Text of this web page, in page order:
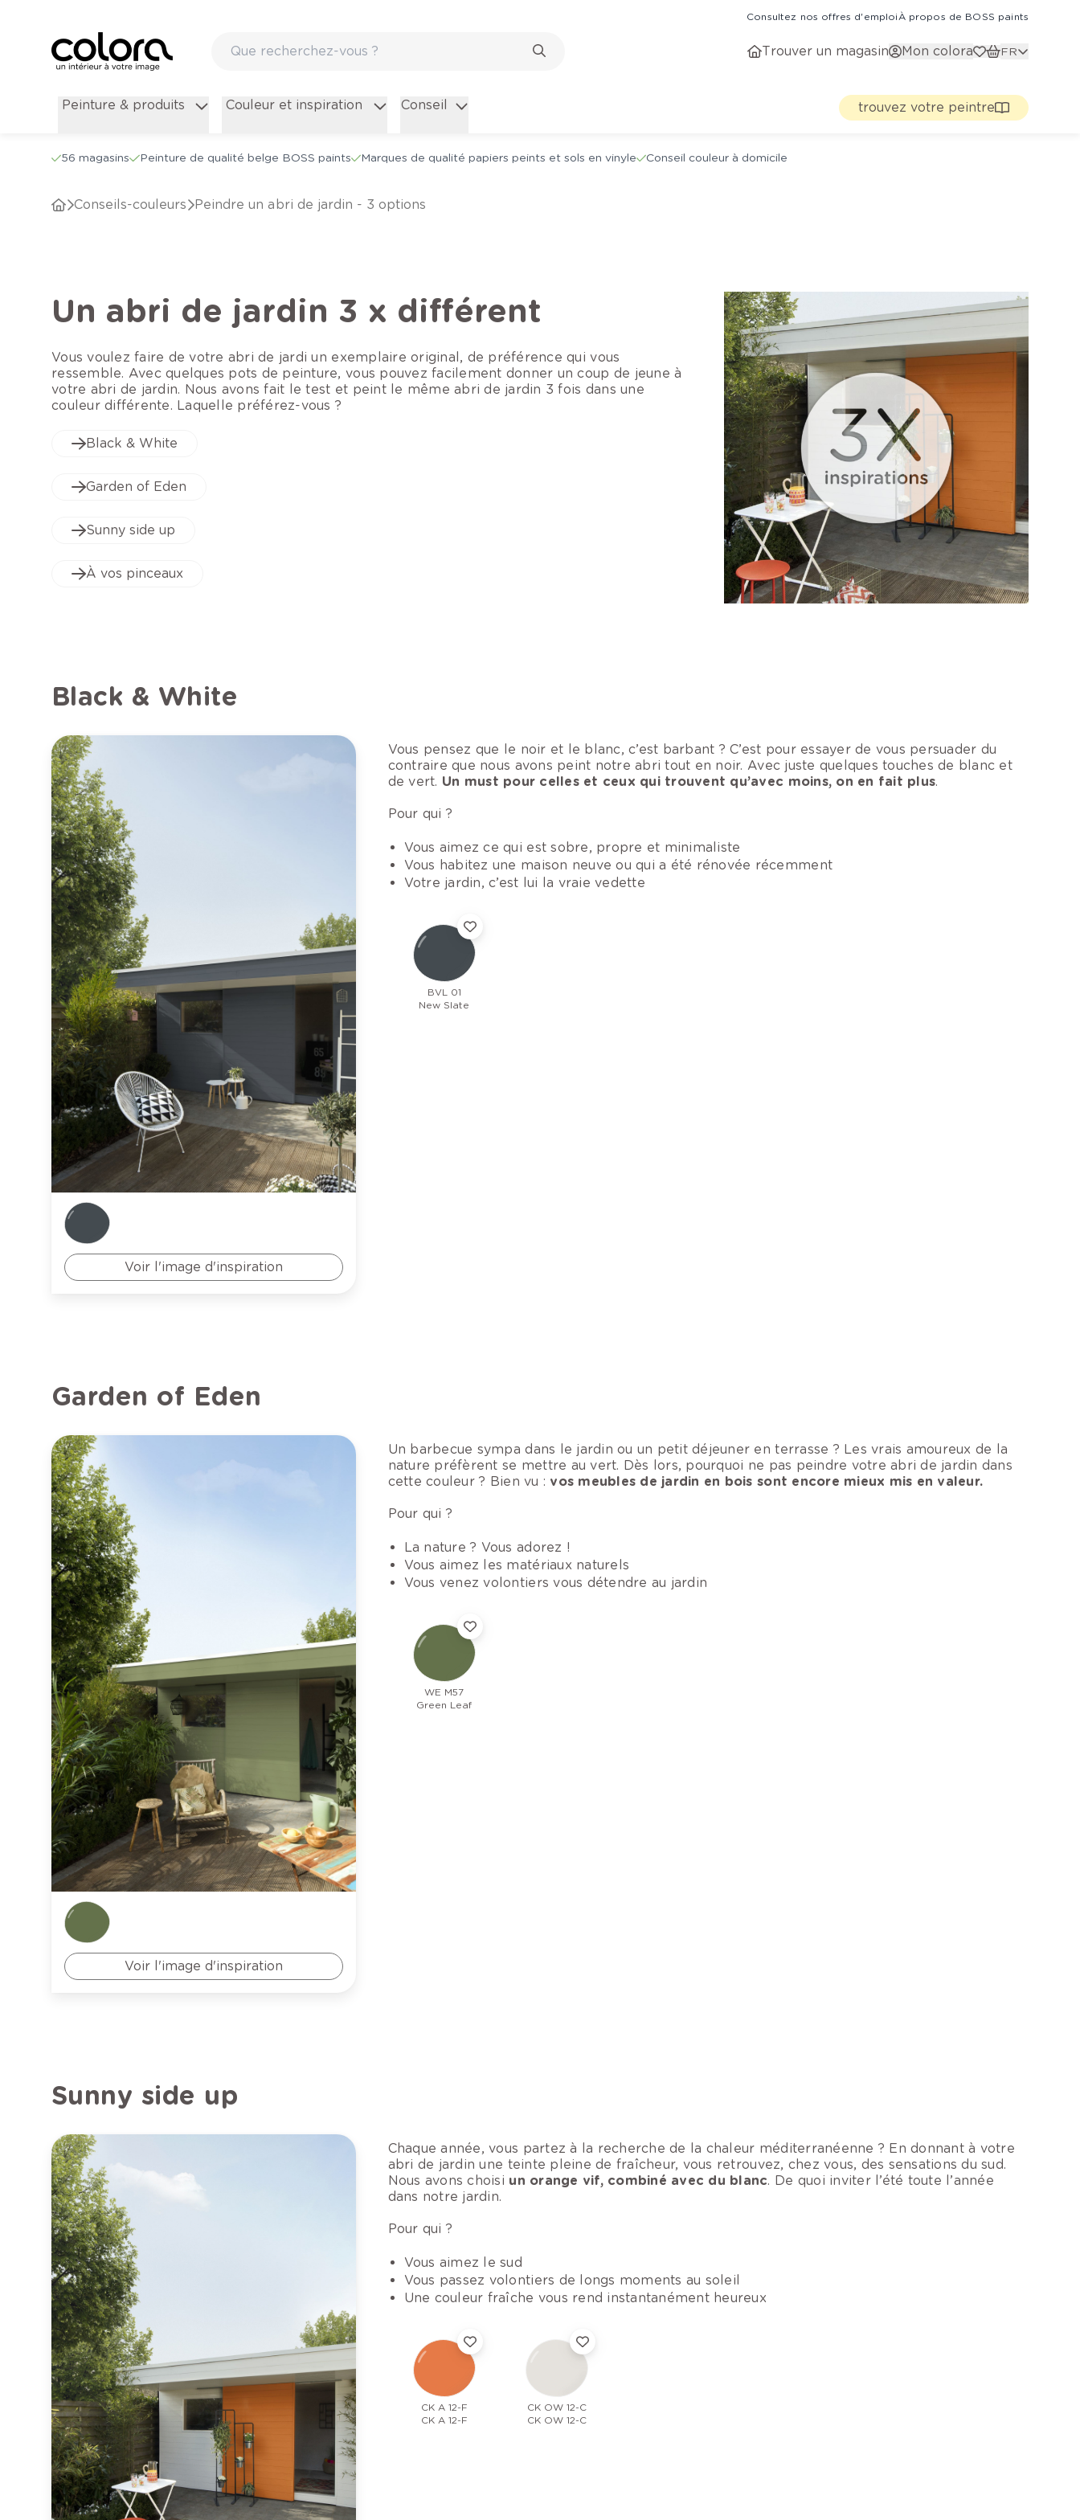
Consultez nos offres d'emploiÀ propos de BOSS paints
Trouver un magasin Mon colora FR
Peinture & produits Couleur et inspiration Conseil trouvez votre peintre
56 magasins Peinture de qualité belge BOSS paints Marques de qualité papiers peints et sols en vinyle Conseil couleur à domicile
conseils-couleurs Peindre un abri de jardin - 3 options
Un abri de jardin 3 x différent
Vous voulez faire de votre abri de jardi un exemplaire original, de préférence qui vous
ressemble. Avec quelques pots de peinture, vous pouvez facilement donner un coup de jeune à
votre abri de jardin. Nous avons fait le test et peint le même abri de jardin 3 fois dans une
couleur différente. Laquelle préférez-vous ?
Black & White
Garden of Eden
Sunny side up
À vos pinceaux
Black & White
Voir l'image d'inspiration
Vous pensez que le noir et le blanc, c’est barbant ? C’est pour essayer de vous persuader du
contraire que nous avons peint notre abri tout en noir. Avec juste quelques touches de blanc et
de vert. Un must pour celles et ceux qui trouvent qu’avec moins, on en fait plus.
Pour qui ?
Vous aimez ce qui est sobre, propre et minimaliste
Vous habitez une maison neuve ou qui a été rénovée récemment
Votre jardin, c’est lui la vraie vedette
BVL 01
New Slate
Garden of Eden
Voir l'image d'inspiration
Un barbecue sympa dans le jardin ou un petit déjeuner en terrasse ? Les vrais amoureux de la
nature préfèrent se mettre au vert. Dès lors, pourquoi ne pas peindre votre abri de jardin dans
cette couleur ? Bien vu : vos meubles de jardin en bois sont encore mieux mis en valeur.
Pour qui ?
La nature ? Vous adorez !
Vous aimez les matériaux naturels
Vous venez volontiers vous détendre au jardin
WE M57
Green Leaf
Sunny side up
Chaque année, vous partez à la recherche de la chaleur méditerranéenne ? En donnant à votre
abri de jardin une teinte pleine de fraîcheur, vous retrouvez, chez vous, des sensations du sud.
Nous avons choisi un orange vif, combiné avec du blanc. De quoi inviter l’été toute l’année
dans notre jardin.
Pour qui ?
Vous aimez le sud
Vous passez volontiers de longs moments au soleil
Une couleur fraîche vous rend instantanément heureux
CK A 12-F
CK A 12-F
CK OW 12-C
CK OW 12-C